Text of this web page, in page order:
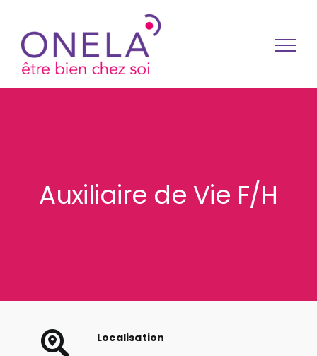
Auxiliaire de Vie F/H
Localisation